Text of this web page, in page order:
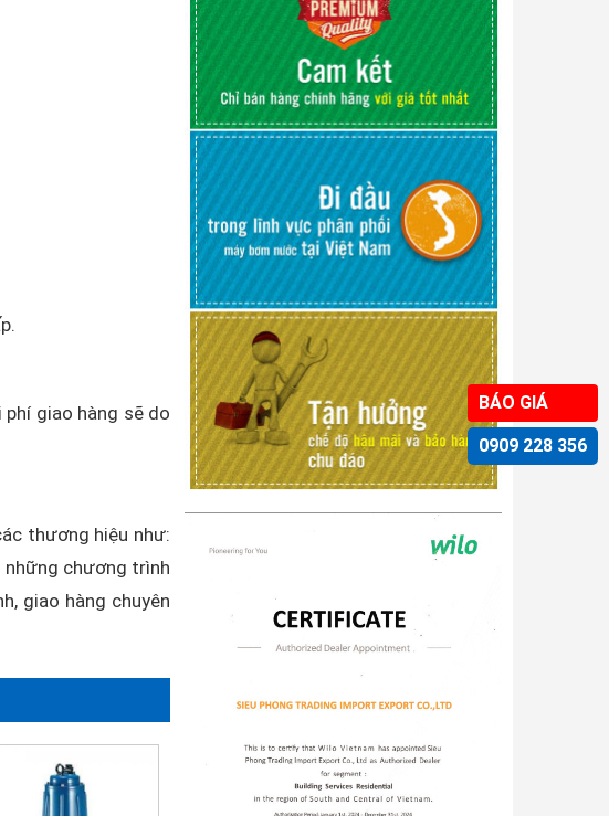
BÁO GIÁ
0909 228 356
giao hàng sẽ do
thương hiệu như:
những chương trình
giao hàng chuyên